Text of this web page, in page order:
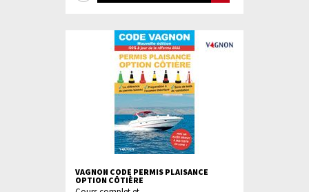
VAGNON CODE PERMIS PLAISANCE
OPTION CÔTIÈRE